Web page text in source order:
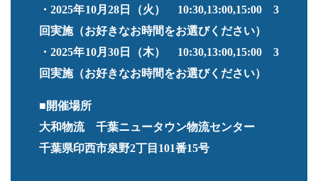
・2025年10月28日（火） 10:30,13:00,15:00 3
回実施（お好きなお時間をお選びください）
・2025年10月30日（木） 10:30,13:00,15:00 3
回実施（お好きなお時間をお選びください）
■開催場所
大和物流 千葉ニュータウン物流センター
千葉県印西市泉野2丁目101番15号